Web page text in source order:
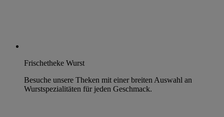
Frischetheke Wurst
Besuche unsere Theken mit einer breiten Auswahl an
Wurstspezialitäten für jeden Geschmack.